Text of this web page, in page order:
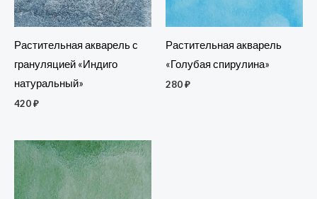
Растительная акварель с
грануляцией «Индиго
натуральный»
420₽
Растительная акварель
«Голубая спирулина»
280₽